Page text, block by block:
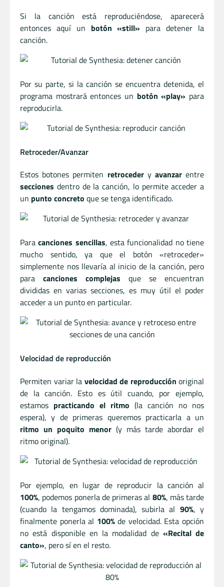
Si la canción está reproduciéndose, aparecerá
entonces aquí un botón «still» para detener la
canción.
Por su parte, si la canción se encuentra detenida, el
programa mostrará entonces un botón «play» para
reproducirla.
Retroceder/Avanzar
Estos botones permiten retrocedery avanzarentre
secciones dentro de la canción, lo permite acceder a
un punto concreto que se tenga identificado.
Paracanciones sencillas, esta funcionalidad no tiene
mucho sentido, ya que el botón «retroceder»
simplemente nos llevaría al inicio de la canción, pero
para canciones complejas que se encuentran
divididas en varias secciones, es muy útil el poder
acceder a un punto en particular.
Velocidad de reproducción
Permiten variar la velocidad de reproducción original
de la canción. Esto es útil cuando, por ejemplo,
estamos practicando el ritmo (la canción no nos
espera), y de primeras queremos practicarla a un
ritmo un poquito menor (y más tarde abordar el
ritmo original).
Por ejemplo, en lugar de reproducir la canción al
100%, podemos ponerla de primeras al 80%, más tarde
(cuando la tengamos dominada), subirla al 90%, y
finalmente ponerla al 100%de velocidad. Esta opción
no está disponible en la modalidad de «Recital de
canto», pero sí en el resto.